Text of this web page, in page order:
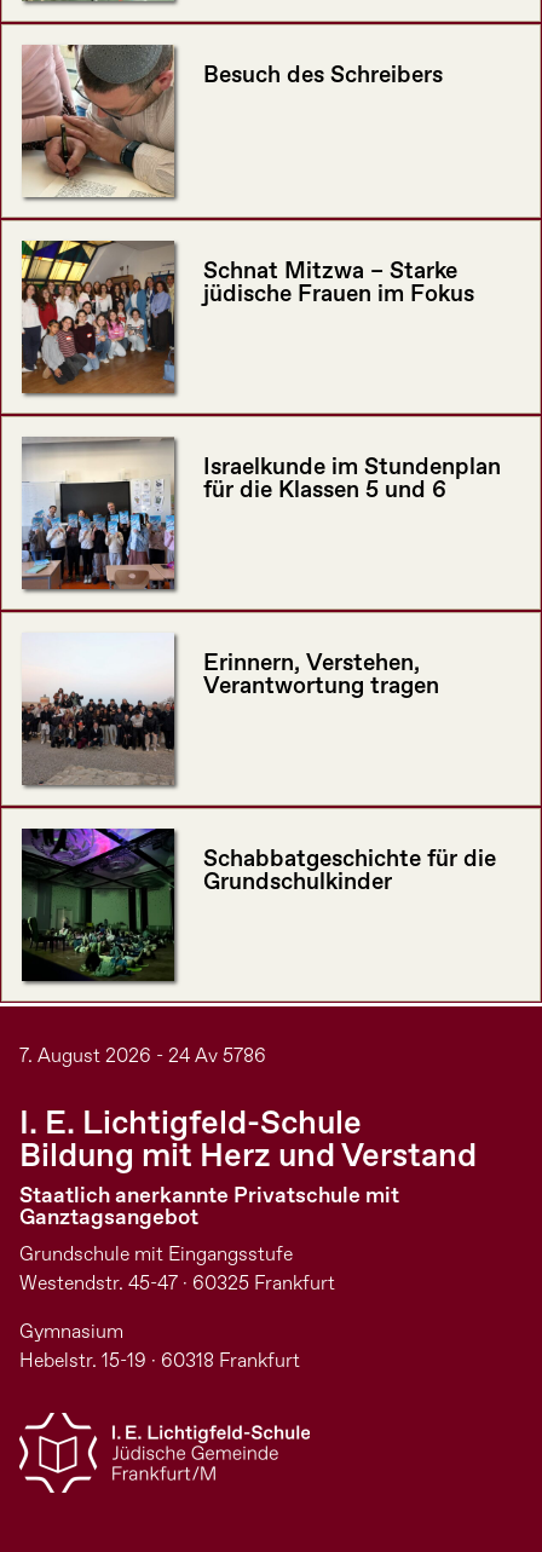
Besuch des Schreibers
Schnat Mitzwa – Starke
jüdische Frauen im Fokus
Israelkunde im Stundenplan
für die Klassen 5 und 6
Erinnern, Verstehen,
Verantwortung tragen
Schabbatgeschichte für die
Grundschulkinder
7. August 2026 - 24 Av 5786
I. E. Lichtigfeld-Schule
Bildung mit Herz und Verstand
Staatlich anerkannte Privatschule mit
Ganztagsangebot
Grundschule mit Eingangsstufe
Westendstr. 45-47 · 60325 Frankfurt
Gymnasium
Hebelstr. 15-19 · 60318 Frankfurt